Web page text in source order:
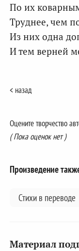
По их
Труднее, чем
Из них одна
И тем верней
< назад
Оцените творчество
( Пока оценок нет )
Произведение
Стихи в переводе
Материал